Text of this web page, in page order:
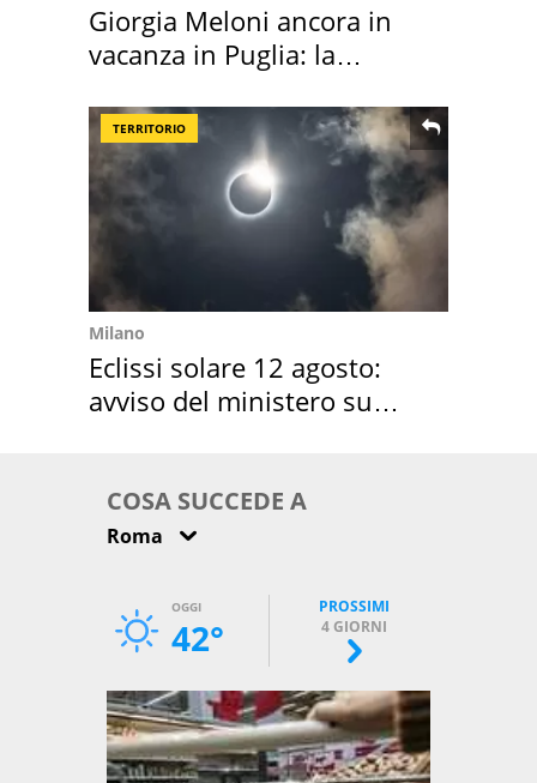
Giorgia Meloni ancora in
vacanza in Puglia: la
TERRITORIO
Milano
Eclissi solare 12 agosto:
avviso del ministero su